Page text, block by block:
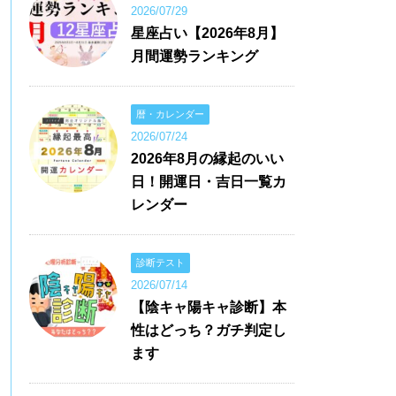
2026/07/29
星座占い【2026年8月】
月間運勢ランキング
暦・カレンダー
2026/07/24
2026年8月の縁起のいい
日！開運日・吉日一覧カ
レンダー
診断テスト
2026/07/14
【陰キャ陽キャ診断】本
性はどっち？ガチ判定し
ます